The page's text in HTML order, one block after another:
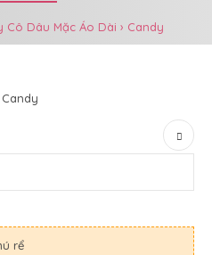
Cô Dâu Mặc Áo Dài Candy
rể